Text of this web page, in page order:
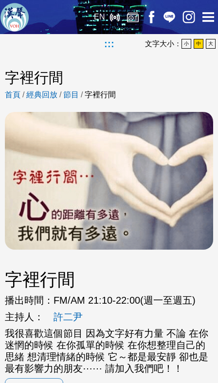
EN
::: 文字大小： 小 中 大
字裡行間
首頁 /經典回放 /節目 /字裡行間
字裡行間
播出時間： FM/AM 21:10-22:00(週一至週五)
主持人：
許二尹
我很喜歡這個節目 因為文字好有力量 不論 在你
迷惘的時候 在你孤單的時候 在你想整理自己的
思緒 想清理情緒的時候 它～都是最安靜 卻也是
最有影響力的朋友⋯⋯ 請加入我們吧！！